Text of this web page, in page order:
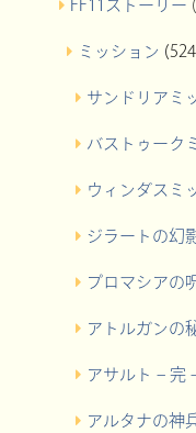
FF11ストーリー
ミッション
サンドリアミ
バストゥーク
ウィンダスミ
ジラートの幻
プロマシアの
アトルガンの
アサルト – 完
アルタナの神